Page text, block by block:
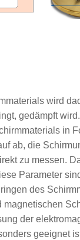
wird
gedämpft
in
ab, die
zu messen.
Parameter
des
magnetischen
der
geeignet